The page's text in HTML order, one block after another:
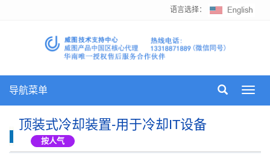
语言选择：
导航菜单
顶装式冷却装置-用于冷却IT设备
按人气